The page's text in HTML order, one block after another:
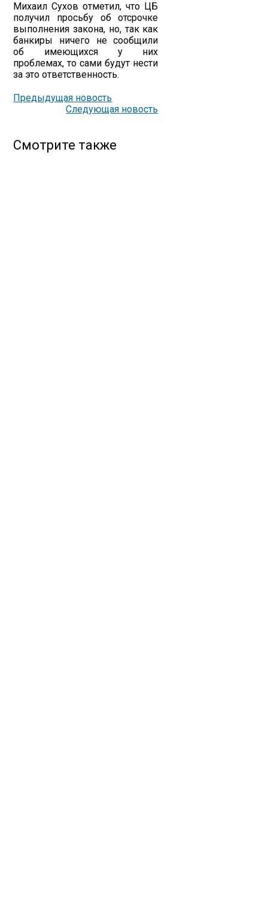
Михаил Сухов отметил, что ЦБ
получил просьбу об отсрочке
выполнения закона, но, так как
банкиры ничего не сообщили
об имеющихся у них
проблемах, то сами будут нести
за это ответственность.
Предыдущая новость
Следующая новость
Смотрите также